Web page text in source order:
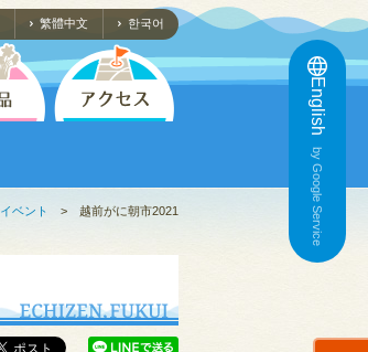
繁體中文 한국어
English
by Google Service
イベント > 越前がに朝市2021